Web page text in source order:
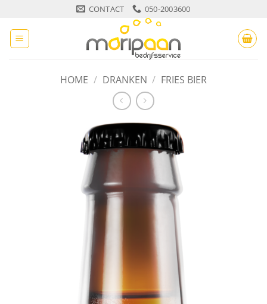
inhoud
CONTACT 050-2003600
HOME / DRANKEN / FRIES BIER